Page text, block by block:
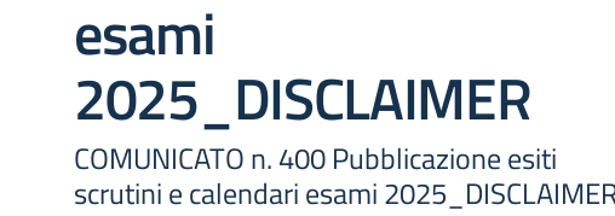
esami
2025_DISCLAIMER
COMUNICATO n. 400 Pubblicazione esiti
scrutini e calendari esami